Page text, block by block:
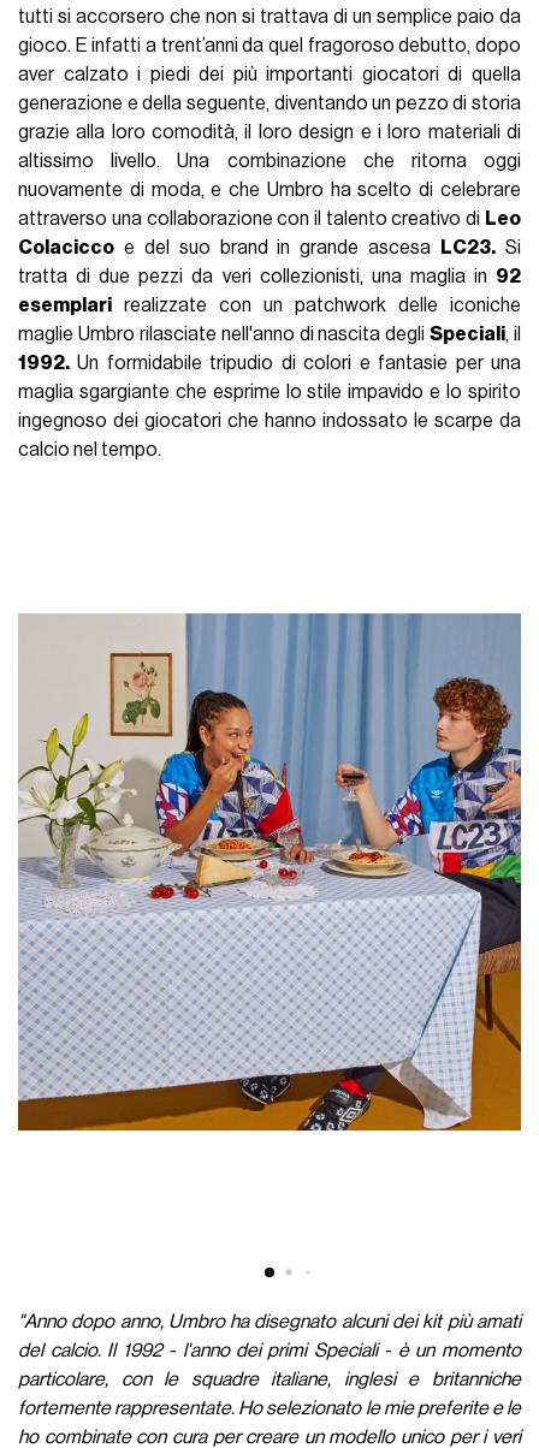
tutti si accorsero che non si trattava di un semplice paio da
gioco. E infatti a trent’anni da quel fragoroso debutto, dopo
aver calzato i piedi dei più importanti giocatori di quella
generazione e della seguente, diventando un pezzo di storia
grazie alla loro comodità, il loro design e i loro materiali di
altissimo livello. Una combinazione che ritorna oggi
nuovamente di moda, e che Umbro ha scelto di celebrare
attraverso una collaborazione con il talento creativo di Leo
Colacicco e del suo brand in grande ascesa LC23. Si
tratta di due pezzi da veri collezionisti, una maglia in 92
esemplari realizzate con un patchwork delle iconiche
maglie Umbro rilasciate nell'anno di nascita degliSpeciali, il
1992. Un formidabile tripudio di colori e fantasie per una
maglia sgargiante che esprime lo stile impavido e lo spirito
ingegnoso dei giocatori che hanno indossato le scarpe da
calcio nel tempo.
"Anno dopo anno, Umbro ha disegnato alcuni dei kit più amati
del calcio. Il 1992 - l'anno dei primi Speciali - è un momento
particolare, con le squadre italiane, inglesi e britanniche
fortemente rappresentate. Ho selezionato le mie preferite e le
ho combinate con cura per creare un modello unico per i veri